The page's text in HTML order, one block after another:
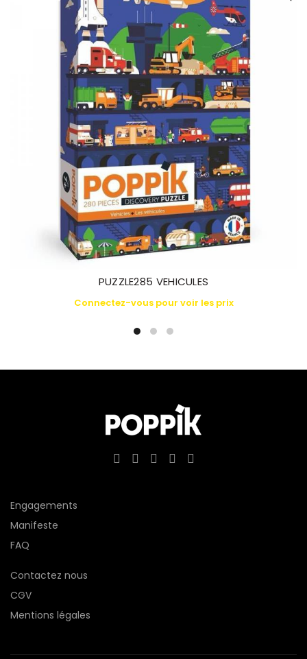
PUZZLE285 VEHICULES
Connectez-vous pour voir les prix
Engagements
Manifeste
FAQ
Contactez nous
CGV
Mentions légales